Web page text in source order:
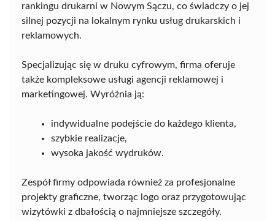
rankingu drukarni w Nowym Sączu, co świadczy o jej
silnej pozycji na lokalnym rynku usług drukarskich i
reklamowych.
Specjalizując się w druku cyfrowym, firma oferuje
także kompleksowe usługi agencji reklamowej i
marketingowej. Wyróżnia ją:
indywidualne podejście do każdego klienta,
szybkie realizacje,
wysoka jakość wydruków.
Zespół firmy odpowiada również za profesjonalne
projekty graficzne, tworząc logo oraz przygotowując
wizytówki z dbałością o najmniejsze szczegóły.